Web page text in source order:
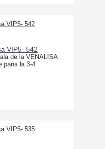
VIP5- 542
de la VENALISA
pana la 3-4